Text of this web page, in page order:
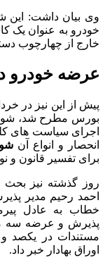
وی بیان داشت: این
خودرو به عنوان یک
خارج از چهارچوب دستورالعمل ۵۴۳
عرضه خودرو
پیش از این نیز در
بورس مطرح شد،
انحصار و انواع آن
برای تفسیر قانون و
روز گذشته نیز
احمد رحیم مدیر
خطاب به عادل
پذیرش و عرضه سه
مستندات در یکصد
اوراق بهادار خبر داد.